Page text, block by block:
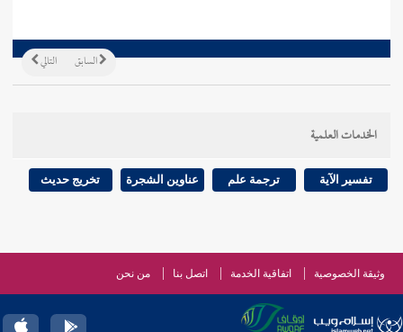
التالي السابق
الخدمات العلمية
تفسير الآية ترجمة علم عناوين الشجرة تخريج حديث
وثيقة الخصوصية اتفاقية الخدمة اتصل بنا من نحن